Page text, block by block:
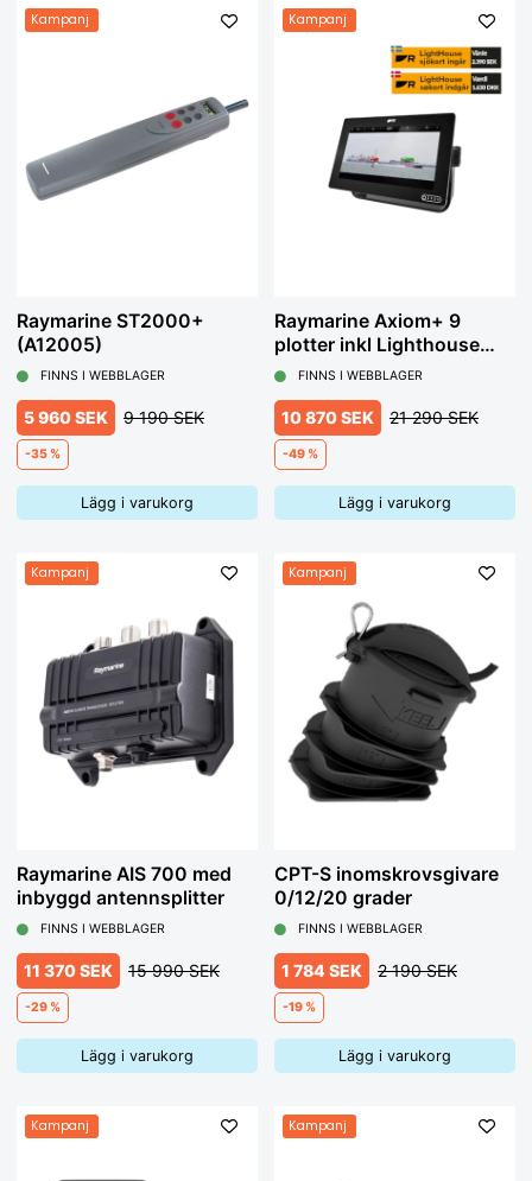
Kampanj
Raymarine ST2000+
(A12005)
FINNS I WEBBLAGER
5 960 SEK 9 190 SEK
-35 %
Lägg i varukorg
Kampanj
Raymarine Axiom+ 9
plotter inkl Lighthouse
sjökort
FINNS I WEBBLAGER
10 870 SEK 21 290 SEK
-49 %
Lägg i varukorg
Kampanj
Raymarine AIS 700 med
inbyggd antennsplitter
FINNS I WEBBLAGER
11 370 SEK 15 990 SEK
-29 %
Lägg i varukorg
Kampanj
CPT-S inomskrovsgivare
0/12/20 grader
FINNS I WEBBLAGER
1 784 SEK 2 190 SEK
-19 %
Lägg i varukorg
Kampanj Kampanj